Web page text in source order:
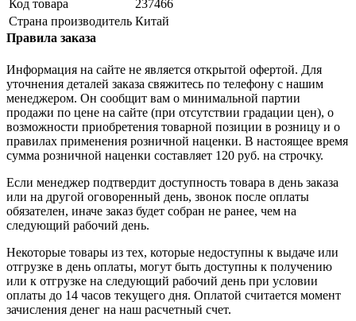
Код товара
237466
Страна производитель Китай
Правила заказа
Информация на сайте не является открытой офертой. Для
уточнения деталей заказа свяжитесь по телефону с нашим
менеджером. Он сообщит вам о минимальной партии
продажи по цене на сайте (при отсутствии градации цен), о
возможности приобретения товарной позиции в розницу и о
правилах применения розничной наценки. В настоящее время
сумма розничной наценки составляет 120 руб. на строчку.
Если менеджер подтвердит доступность товара в день заказа
или на другой оговоренный день, звонок после оплаты
обязателен, иначе заказ будет собран не ранее, чем на
следующий рабочий день.
Некоторые товары из тех, которые недоступны к выдаче или
отгрузке в день оплаты, могут быть доступны к получению
или к отгрузке на следующий рабочий день при условии
оплаты до 14 часов текущего дня. Оплатой считается момент
зачисления денег на наш расчетный счет.